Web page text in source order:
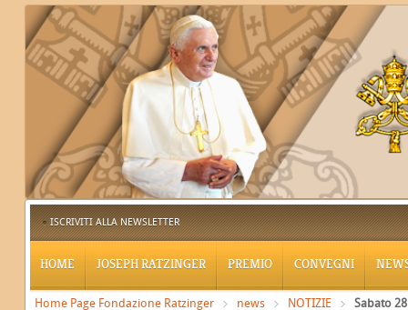
ISCRIVITI ALLA NEWSLETTER
HOME JOSEPH RATZINGER PREMIO CONVEGNI
Home Page Fondazione Ratzinger news NOTIZIE
Sabato